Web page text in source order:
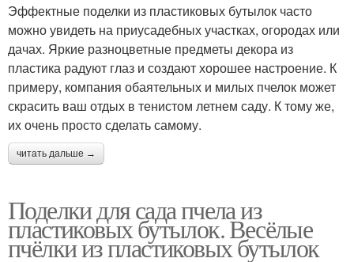
Эффектные поделки из пластиковых бутылок часто
можно увидеть на приусадебных участках, огородах или
дачах. Яркие разноцветные предметы декора из
пластика радуют глаз и создают хорошее настроение. К
примеру, компания обаятельных и милых пчелок может
скрасить ваш отдых в тенистом летнем саду. К тому же,
их очень просто сделать самому.
читать дальше →
Поделки для сада пчела из
пластиковых бутылок. Весёлые
пчёлки из пластиковых бутылок